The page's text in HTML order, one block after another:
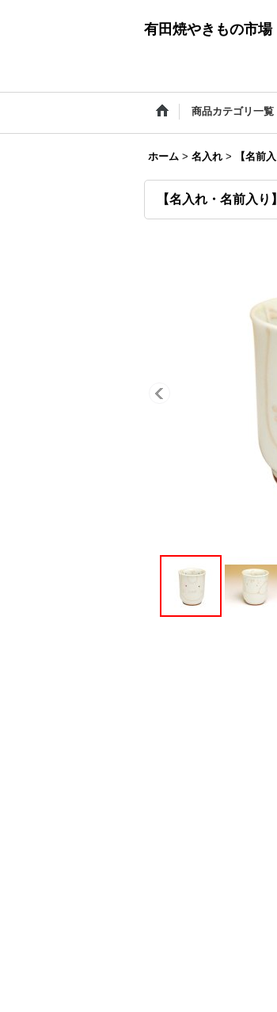
有田焼やきもの市場
商品カテゴリ一覧
ホーム > 名入れ > 【名前
【名入れ・名前入